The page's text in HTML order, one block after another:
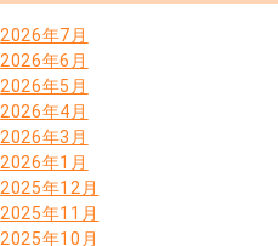
2026年7月
2026年6月
2026年5月
2026年4月
2026年3月
2026年1月
2025年12月
2025年11月
2025年10月